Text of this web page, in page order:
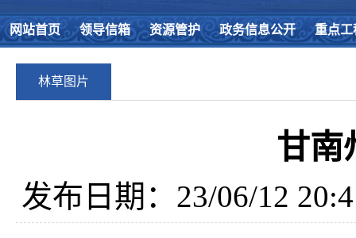
网站首页 领导信箱 资源管护 政务信息公开 重点工
林草图片
甘南
发布日期：23/06/12